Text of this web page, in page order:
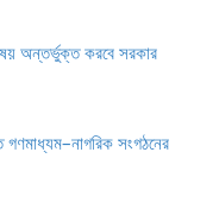
অন্তর্ভুক্ত করবে সরকার
সংগঠনের